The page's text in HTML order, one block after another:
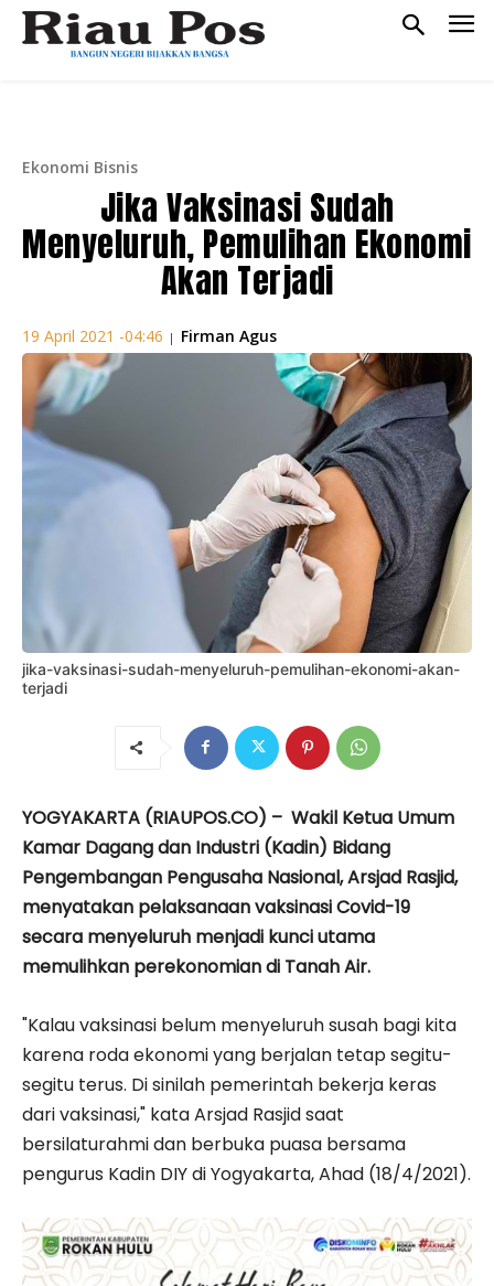
Ekonomi Bisnis
Jika Vaksinasi Sudah
Menyeluruh, Pemulihan Ekonomi
Akan Terjadi
19 April 2021 -04:46 | Firman Agus
jika-vaksinasi-sudah-menyeluruh-pemulihan-ekonomi-akan-
terjadi
YOGYAKARTA (RIAUPOS.CO) – Wakil Ketua Umum
Kamar Dagang dan Industri (Kadin) Bidang
Pengembangan Pengusaha Nasional, Arsjad Rasjid,
menyatakan pelaksanaan vaksinasi Covid-19
secara menyeluruh menjadi kunci utama
memulihkan perekonomian di Tanah Air.
"Kalau vaksinasi belum menyeluruh susah bagi kita
karena roda ekonomi yang berjalan tetap segitu-
segitu terus. Di sinilah pemerintah bekerja keras
dari vaksinasi," kata Arsjad Rasjid saat
bersilaturahmi dan berbuka puasa bersama
pengurus Kadin DIY di Yogyakarta, Ahad (18/4/2021).